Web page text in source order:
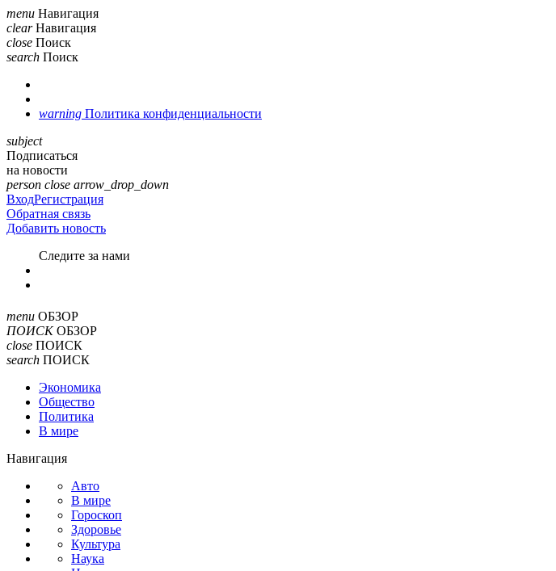
menu Навигация
clear Навигация
close Поиск
search Поиск
warning Политика конфиденциальности
subject
Подписаться
на новости
person close arrow_drop_down
ВходРегистрация
Обратная связь
Добавить новость
Cледите за нами
menu ОБЗОР
ПОИСК ОБЗОР
close ПОИСК
search ПОИСК
Экономика
Общество
Политика
В мире
Навигация
Авто
В мире
Гороскоп
Здоровье
Культура
Наука